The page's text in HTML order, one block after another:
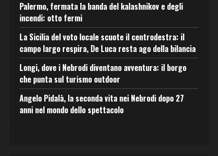
Palermo, fermata la banda del kalashnikov e degli
incendi: otto fermi
La Sicilia del voto locale scuote il centrodestra: il
campo largo respira, De Luca resta ago della bilancia
Longi, dove i Nebrodi diventano avventura: il borgo
che punta sul turismo outdoor
Angelo Pidalà, la seconda vita nei Nebrodi dopo 27
anni nel mondo dello spettacolo